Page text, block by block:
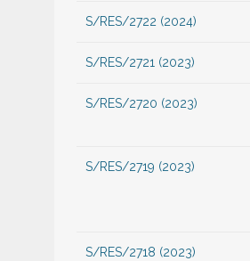
S/RES/2722 (2024)
S/RES/2721 (2023)
S/RES/2720 (2023)
S/RES/2719 (2023)
S/RES/2718 (2023)